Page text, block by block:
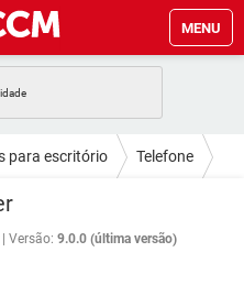
MENU
FACEBOOK
GMAIL
WHATSAPP
para escritório Telefone
Versão: 9.0.0 (última versão)